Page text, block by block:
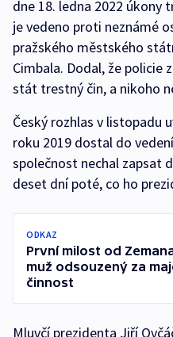
dne 18. ledna 2022 úkony
je vedeno proti neznámé
pražského městského
Cimbala. Dodal, že policie
stát trestný čin, a nikoho
Český rozhlas v listopadu
roku 2019 dostal do
společnost nechal zapsat
deset dní poté, co ho
ODKAZ
První milost od
muž odsouzený za
činnost
Mluvčí prezidenta Jiří